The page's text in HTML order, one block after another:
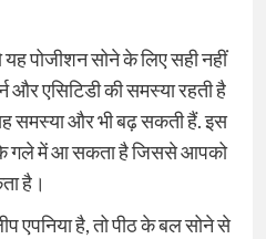
पोजीशन सोने के लिए सही नहीं
और एसिटिडी की समस्या रहती है
समस्या और भी बढ़ सकती हैं. इस
गले में आ सकता है जिससे आपको
है।
एपनिया है, तो पीठ के बल सोने से